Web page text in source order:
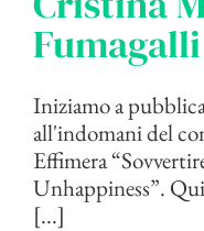
Fumagalli
Iniziamo a
all'indomani del
Effimera
Unhappiness”.
[...]